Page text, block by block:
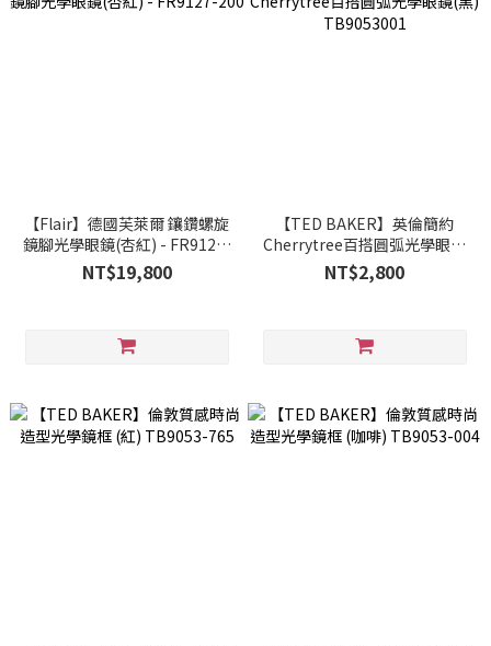
【Flair】德國芙萊爾 鑲鑽螺旋
鏡腳光學眼鏡(杏紅) - FR9127-
200
NT$19,800
【TED BAKER】英倫簡約
Cherrytree百搭圓弧光學眼鏡
(黑) TB9053001
NT$2,800